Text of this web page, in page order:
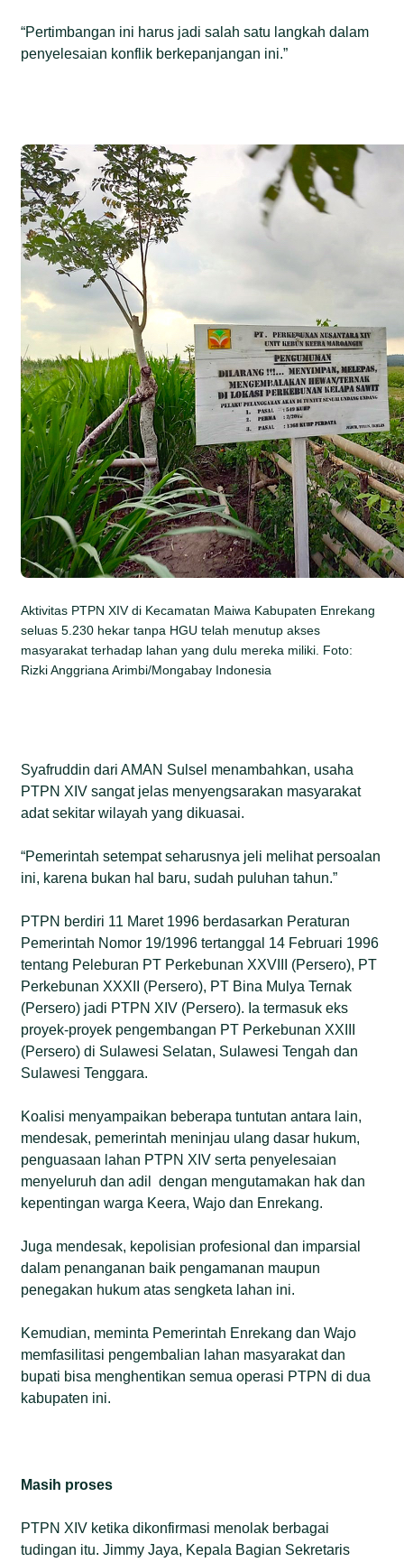
“Pertimbangan ini harus jadi salah satu langkah dalam
penyelesaian konflik berkepanjangan ini.”
Aktivitas PTPN XIV di Kecamatan Maiwa Kabupaten Enrekang
seluas 5.230 hekar tanpa HGU telah menutup akses
masyarakat terhadap lahan yang dulu mereka miliki. Foto:
Rizki Anggriana Arimbi/Mongabay Indonesia
Syafruddin dari AMAN Sulsel menambahkan, usaha
PTPN XIV sangat jelas menyengsarakan masyarakat
adat sekitar wilayah yang dikuasai.
“Pemerintah setempat seharusnya jeli melihat persoalan
ini, karena bukan hal baru, sudah puluhan tahun.”
PTPN berdiri 11 Maret 1996 berdasarkan Peraturan
Pemerintah Nomor 19/1996 tertanggal 14 Februari 1996
tentang Peleburan PT Perkebunan XXVIII (Persero), PT
Perkebunan XXXII (Persero), PT Bina Mulya Ternak
(Persero) jadi PTPN XIV (Persero). Ia termasuk eks
proyek-proyek pengembangan PT Perkebunan XXIII
(Persero) di Sulawesi Selatan, Sulawesi Tengah dan
Sulawesi Tenggara.
Koalisi menyampaikan beberapa tuntutan antara lain,
mendesak, pemerintah meninjau ulang dasar hukum,
penguasaan lahan PTPN XIV serta penyelesaian
menyeluruh dan adil dengan mengutamakan hak dan
kepentingan warga Keera, Wajo dan Enrekang.
Juga mendesak, kepolisian profesional dan imparsial
dalam penanganan baik pengamanan maupun
penegakan hukum atas sengketa lahan ini.
Kemudian, meminta Pemerintah Enrekang dan Wajo
memfasilitasi pengembalian lahan masyarakat dan
bupati bisa menghentikan semua operasi PTPN di dua
kabupaten ini.
Masih proses
PTPN XIV ketika dikonfirmasi menolak berbagai
tudingan itu. Jimmy Jaya, Kepala Bagian Sekretaris